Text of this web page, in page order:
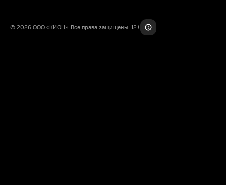
© 2026 ООО «КИОН». Все права защищены. 12+